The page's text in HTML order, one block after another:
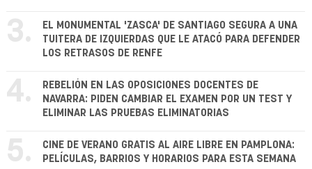
3.
EL MONUMENTAL 'ZASCA' DE SANTIAGO SEGURA A UNA
TUITERA DE IZQUIERDAS QUE LE ATACÓ PARA DEFENDER
LOS RETRASOS DE RENFE
4.
REBELIÓN EN LAS OPOSICIONES DOCENTES DE
NAVARRA: PIDEN CAMBIAR EL EXAMEN POR UN TEST Y
ELIMINAR LAS PRUEBAS ELIMINATORIAS
5.
CINE DE VERANO GRATIS AL AIRE LIBRE EN PAMPLONA:
PELÍCULAS, BARRIOS Y HORARIOS PARA ESTA SEMANA